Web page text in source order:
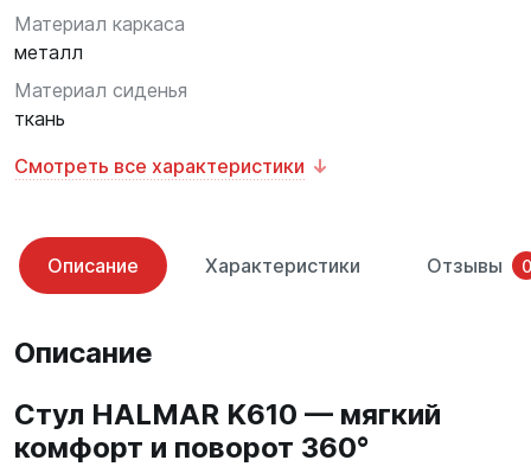
Материал каркаса
металл
Материал сиденья
ткань
Смотреть все характеристики
Описание Характеристики Отзывы 0
Описание
Стул HALMAR K610 — мягкий
комфорт и поворот 360°